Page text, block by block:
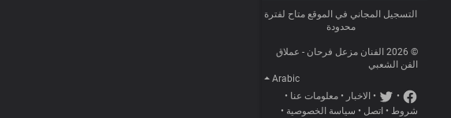
التسجيل المجاني في الموقع متاح لفترة
محدودة
© 2026 الفنان مزعل فرحان - عملاق
الفن الشعبي
Arabic
•
• الاخبار • معلومات عنا •
شروط • اتصل • سياسة الخصوصية •